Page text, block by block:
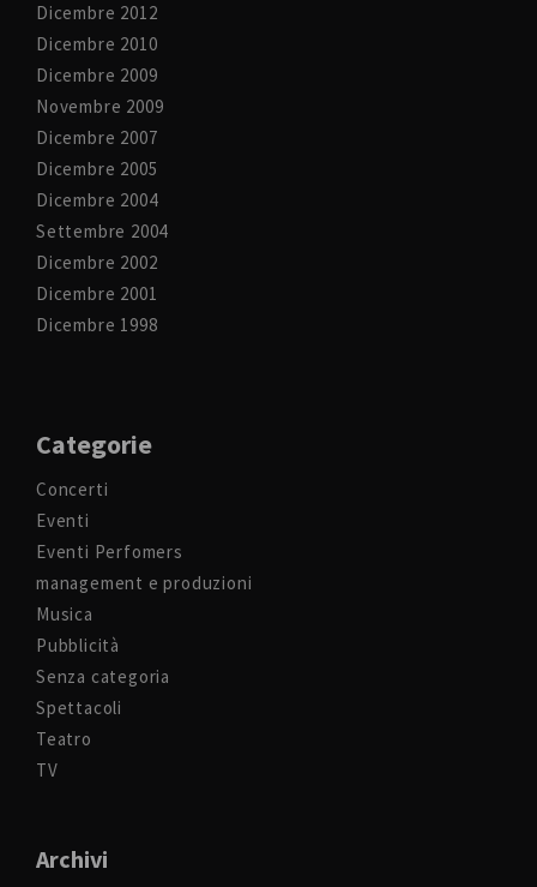
Dicembre 2012
Dicembre 2010
Dicembre 2009
Novembre 2009
Dicembre 2007
Dicembre 2005
Dicembre 2004
Settembre 2004
Dicembre 2002
Dicembre 2001
Dicembre 1998
Categorie
Concerti
Eventi
Eventi Perfomers
management e produzioni
Musica
Pubblicità
Senza categoria
Spettacoli
Teatro
TV
Archivi